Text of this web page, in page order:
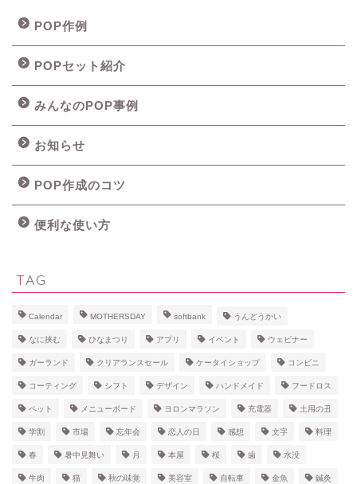
POP作例
POPセット紹介
みんなのPOP事例
お知らせ
POP作成のコツ
便利な使い方
TAG
Calendar MOTHERSDAY softbank うんどうかい
なに挟む ひなまつり アプリ イベント ウェビナー
ガーランド クリアランスセール ケータイショップ コンビニ
コーティング シフト デザイン ハンドメイド フードロス
ペット メニューボード ヨロンマラソン 充電器 土用の丑
学割 市場 忘年会 恋人の日 感想 文字 料理
春 暑中見舞い 月 本屋 桜 歯 水没
牛肉 猫 秋の味覚 美容室 自転車 金魚 鍼灸